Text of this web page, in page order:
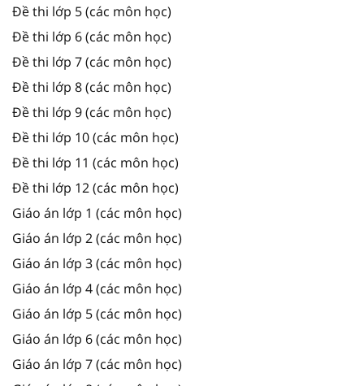
Đề thi lớp 5 (các môn học)
Đề thi lớp 6 (các môn học)
Đề thi lớp 7 (các môn học)
Đề thi lớp 8 (các môn học)
Đề thi lớp 9 (các môn học)
Đề thi lớp 10 (các môn học)
Đề thi lớp 11 (các môn học)
Đề thi lớp 12 (các môn học)
Giáo án lớp 1 (các môn học)
Giáo án lớp 2 (các môn học)
Giáo án lớp 3 (các môn học)
Giáo án lớp 4 (các môn học)
Giáo án lớp 5 (các môn học)
Giáo án lớp 6 (các môn học)
Giáo án lớp 7 (các môn học)